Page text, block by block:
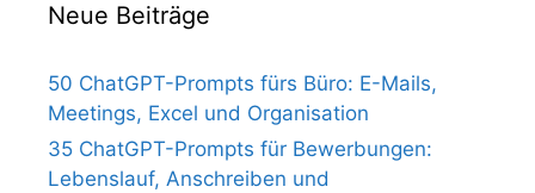
Neue Beiträge
50 ChatGPT-Prompts fürs Büro: E-Mails,
Meetings, Excel und Organisation
35 ChatGPT-Prompts für Bewerbungen:
Lebenslauf, Anschreiben und